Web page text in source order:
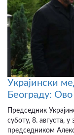
Украјински
Београду:
Председник
суботу, 8. августа, у
председником